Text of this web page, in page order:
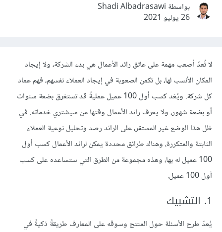
بواسطة Shadi Albadrasawi
26 يوليو 2021
لا تُعدّ أصعب مهمة على عاتق رائد الأعمال هي بدء الشركة، ولا إيجاد
المكان الأنسب لها، بل تكمن الصعوبة في إيجاد العملاء نفسهم، فهم عماد
كل شركة. ويُعَد كسب أول 100 عميل عمليةً قد تستغرق بضعة سنوات
أو بضعة شهور، ولا يعرف رائد الأعمال وقتها من سيشتري خدماته. في
ظل هذا الوضع غير المستقر، على الرائد رصد وتحليل نوعية العملاء
الثابتة والمتكررة، وهناك طرائق محددة يمكن لرائد الأعمال كسب أول
100 عميل له بها، وهذه مجموعة من الطرق التي ستساعده على كسب
أول 100 عميل.
1. التشبيك
يُعدّ طرح الأسئلة حول المنتج وسوقه على المعارف طريقةً ذكيةً في